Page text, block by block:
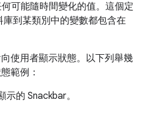
可能隨時間變化的值。這個定
到某類別中的變數都包含在
使用者顯示狀態。以下列舉幾
範例：
的 Snackbar。